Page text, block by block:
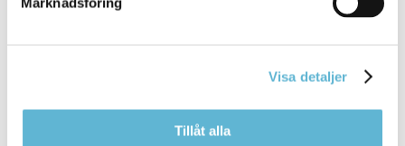
Visa detaljer
Tillåt alla
Box 18, 295 21 Bromölla